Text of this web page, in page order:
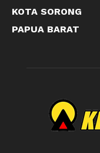
KOTA SORONG
PAPUA BARAT